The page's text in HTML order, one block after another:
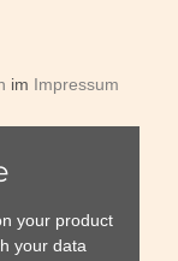
im Impressum
your product
your data